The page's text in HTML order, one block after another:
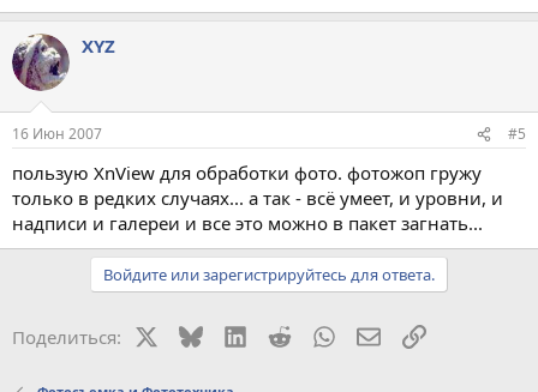
XYZ
16 Июн 2007 #5
пользую XnView для обработки фото. фотожоп гружу
только в редких случаях... а так - всё умеет, и уровни, и
надписи и галереи и все это можно в пакет загнать...
Войдите или зарегистрируйтесь для ответа.
Поделиться: BlueskyLinkedIn
RedditWhatsAppЭлектронная
Ссылка